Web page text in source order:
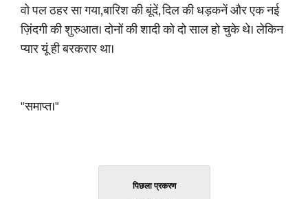
वो पल ठहर सा गया,बारिश की बूंदें, दिल की धड़कनें और एक नई
ज़िंदगी की शुरुआत। दोनों की शादी को दो साल हो चुके थे। लेकिन
प्यार यूं ही बरकरार था।
"समाप्त।"
पिछला प्रकरण